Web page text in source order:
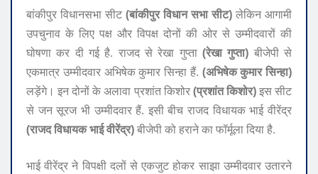
बांकीपुर विधानसभा सीट(बांकीपुर विधान सभा सीट) लेकिन आगामी
उपचुनाव के लिए पक्ष और विपक्ष दोनों की ओर से उम्मीदवारों की
घोषणा कर दी गई है. राजद से रेखा गुप्ता (रेखा गुप्ता) बीजेपी से
एकमात्र उम्मीदवार अभिषेक कुमार सिन्हा हैं. (अभिषेक कुमार सिन्हा)
लड़ेंगे। इन दोनों के अलावा प्रशांत किशोर(प्रशांत किशोर)इस सीट
से जन सूरज भी उम्मीदवार हैं. इसी बीच राजद विधायक भाई वीरेंद्र
(राजद विधायक भाई वीरेंद्र)बीजेपी को हराने का फॉर्मूला दिया है.
भाई वीरेंद्र ने विपक्षी दलों से एकजुट होकर साझा उम्मीदवार उतारने